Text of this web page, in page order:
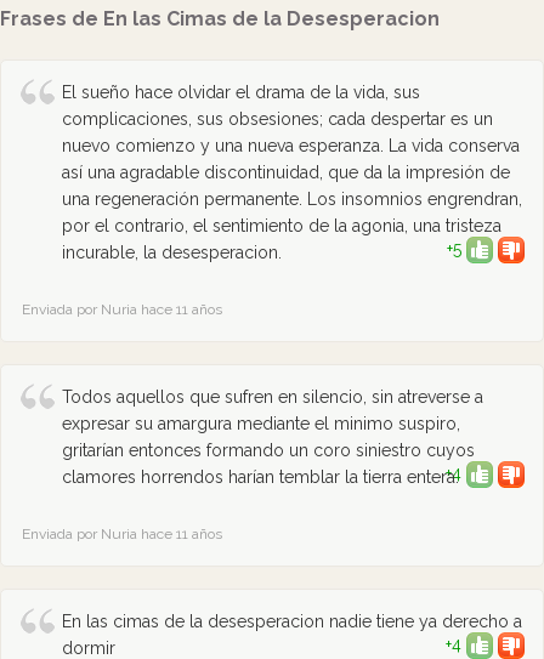
Frases de En las Cimas de la Desesperacion
El sueño hace olvidar el drama de la vida, sus
complicaciones, sus obsesiones; cada despertar es un
nuevo comienzo y una nueva esperanza. La vida conserva
así una agradable discontinuidad, que da la impresión de
una regeneración permanente. Los insomnios engrendran,
por el contrario, el sentimiento de la agonia, una tristeza
incurable, la desesperacion.
+5
Enviada por Nuria hace 11 años
Todos aquellos que sufren en silencio, sin atreverse a
expresar su amargura mediante el minimo suspiro,
gritarían entonces formando un coro siniestro cuyos
clamores horrendos harían temblar la tierra entera.
+4
Enviada por Nuria hace 11 años
En las cimas de la desesperacion nadie tiene ya derecho a
dormir
+4